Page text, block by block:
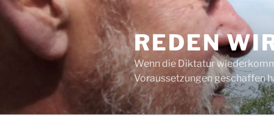
Zum
Inhalt
springen
REDEN
Wenn die Diktatur
Voraussetzungen geschaffen